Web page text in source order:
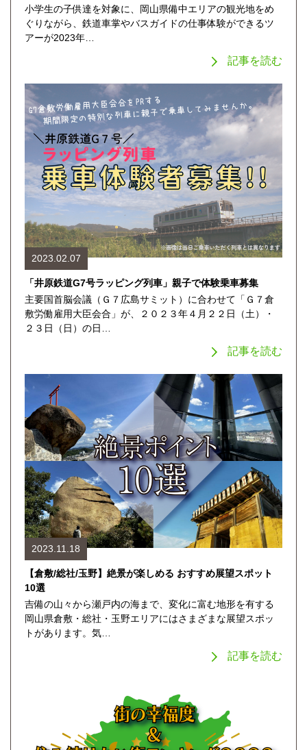
小学生の子供達を対象に、岡山県備中エリアの観光地をめ
ぐりながら、鉄道車掌やバスガイドの仕事体験ができるツ
アーが2023年…
記事を読む
2023.02.07
「井原鉄道G7号ラッピング列車」親子で体験乗車募集
主要国首脳会議（Ｇ７広島サミット）に合わせて「Ｇ７倉
敷労働雇用大臣会合」が、２０２３年４月２２日（土）・
２３日（日）の日…
記事を読む
2023.11.18
【倉敷/総社/玉野】絶景が楽しめる おすすめ展望スポット
10選
吉備の山々から瀬戸内の海まで、変化に富む地形を有する
岡山県倉敷・総社・玉野エリアにはさまざまな展望スポッ
トがあります。気…
記事を読む